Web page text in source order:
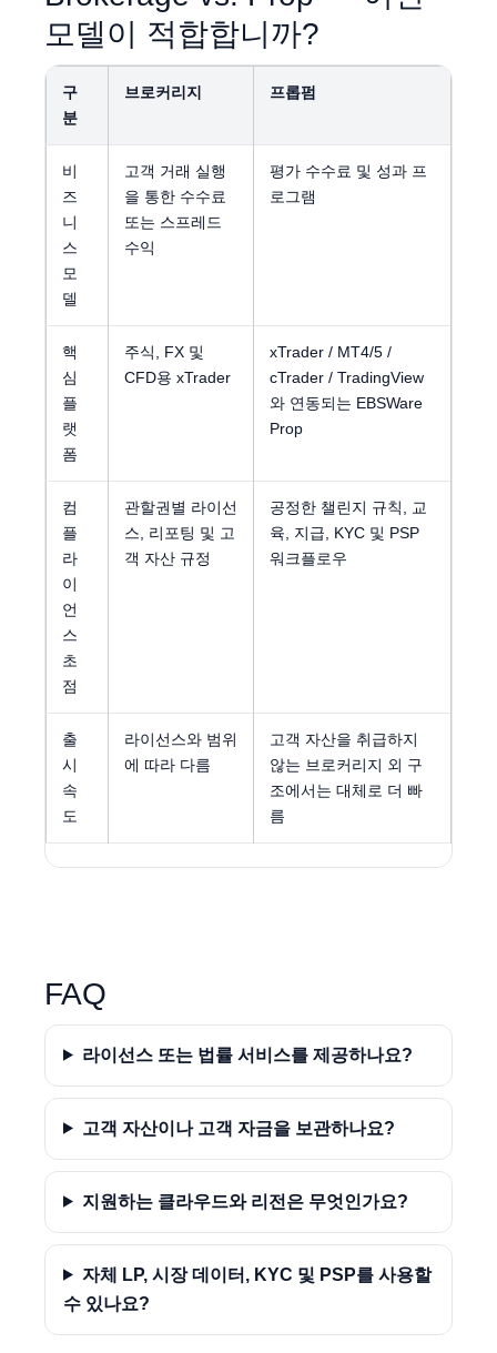
모델이 적합합니까?
구
분
브로커리지 프롭펌
비
즈
니
스
모
델
고객 거래 실행
을 통한 수수료
또는 스프레드
수익
평가 수수료 및 성과 프
로그램
핵
심
플
랫
폼
주식, FX 및
CFD용 xTrader
xTrader / MT4/5 /
cTrader / TradingView
와 연동되는 EBSWare
Prop
컴
플
라
이
언
스
초
점
관할권별 라이선
스, 리포팅 및 고
객 자산 규정
공정한 챌린지 규칙, 교
육, 지급, KYC 및 PSP
워크플로우
출
시
속
도
라이선스와 범위
에 따라 다름
고객 자산을 취급하지
않는 브로커리지 외 구
조에서는 대체로 더 빠
름
FAQ
라이선스 또는 법률 서비스를 제공하나요?
고객 자산이나 고객 자금을 보관하나요?
지원하는 클라우드와 리전은 무엇인가요?
자체 LP, 시장 데이터, KYC 및 PSP를 사용할
수 있나요?